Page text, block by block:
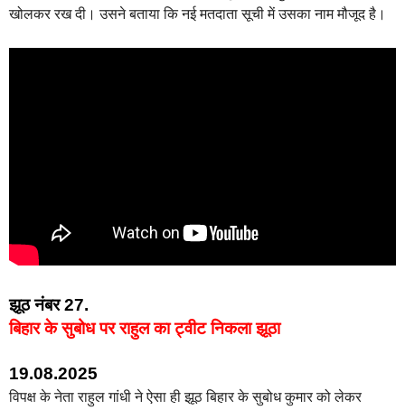
खोलकर रख दी। उसने बताया कि नई मतदाता सूची में उसका नाम मौजूद है।
झूठ नंबर 27.
बिहार के सुबोध पर राहुल का ट्वीट निकला झूठा
19.08.2025
विपक्ष के नेता राहुल गांधी ने ऐसा ही झूठ बिहार के सुबोध कुमार को लेकर